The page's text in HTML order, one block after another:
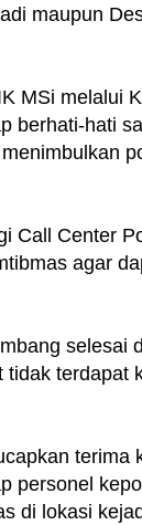
maupun
MSi melalui
berhati-hati
Call Center
agar
selesai
terdapat
terima
personel
di lokasi